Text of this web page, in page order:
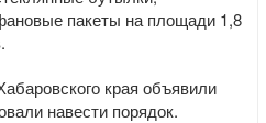
пакеты на площади 1,8
края объявили
навести порядок.